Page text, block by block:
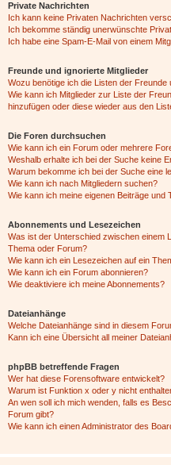
Private Nachrichten
Ich kann keine Privaten Nachrichten
Ich bekomme ständig unerwünschte
Ich habe eine Spam-E-Mail von einem
Freunde und ignorierte Mitglieder
Wozu benötige ich die Listen der Freunde
Wie kann ich Mitglieder zur Liste der
hinzufügen oder diese wieder aus den
Die Foren durchsuchen
Wie kann ich ein Forum oder mehrere
Weshalb erhalte ich bei der Suche keine
Warum bekomme ich bei der Suche eine
Wie kann ich nach Mitgliedern suchen?
Wie kann ich meine eigenen Beiträge und
Abonnements und Lesezeichen
Was ist der Unterschied zwischen einem
Thema oder Forum?
Wie kann ich ein Lesezeichen auf ein
Wie kann ich ein Forum abonnieren?
Wie deaktiviere ich meine Abonnements?
Dateianhänge
Welche Dateianhänge sind in diesem
Kann ich eine Übersicht all meiner
phpBB betreffende Fragen
Wer hat diese Forensoftware entwickelt?
Warum ist Funktion x oder y nicht
An wen soll ich mich wenden, falls es
Forum gibt?
Wie kann ich einen Administrator des